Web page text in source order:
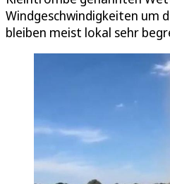
Windgeschwindigkeiten um
bleiben meist lokal sehr